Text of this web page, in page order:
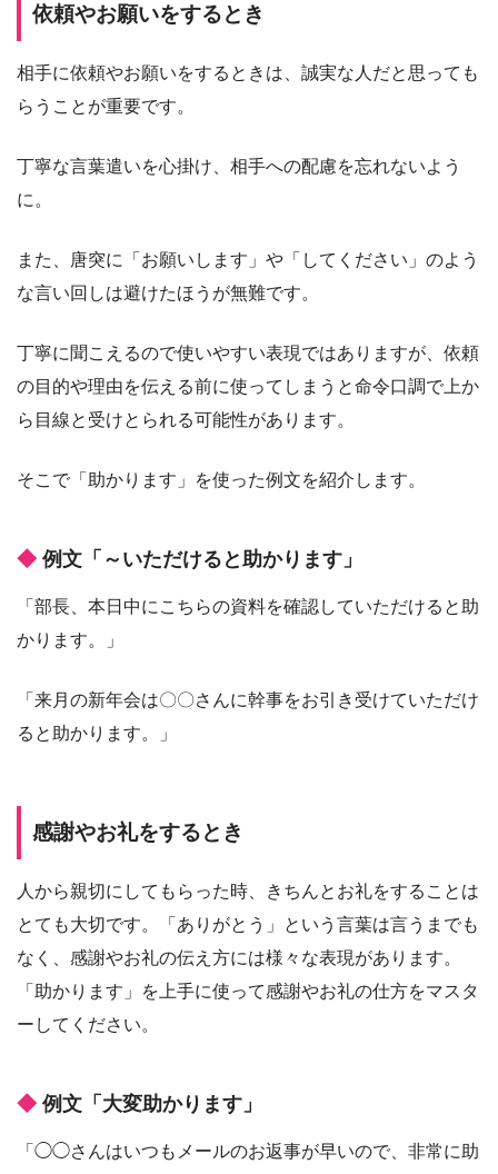
依頼やお願いをするとき
相手に依頼やお願いをするときは、誠実な人だと思っても
らうことが重要です。
丁寧な言葉遣いを心掛け、相手への配慮を忘れないよう
に。
また、唐突に「お願いします」や「してください」のよう
な言い回しは避けたほうが無難です。
丁寧に聞こえるので使いやすい表現ではありますが、依頼
の目的や理由を伝える前に使ってしまうと命令口調で上か
ら目線と受けとられる可能性があります。
そこで「助かります」を使った例文を紹介します。
例文「～いただけると助かります」
「部長、本日中にこちらの資料を確認していただけると助
かります。」
「来月の新年会は〇〇さんに幹事をお引き受けていただけ
ると助かります。」
感謝やお礼をするとき
人から親切にしてもらった時、きちんとお礼をすることは
とても大切です。「ありがとう」という言葉は言うまでも
なく、感謝やお礼の伝え方には様々な表現があります。
「助かります」を上手に使って感謝やお礼の仕方をマスタ
ーしてください。
例文「大変助かります」
「◯◯さんはいつもメールのお返事が早いので、非常に助